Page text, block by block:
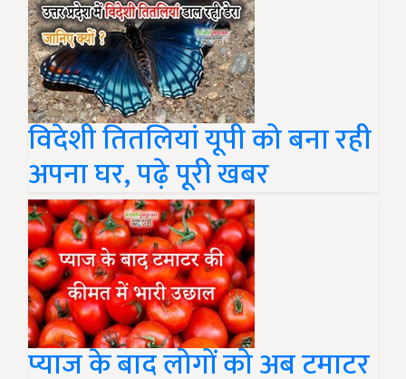
विदेशी तितलियां यूपी को बना रही
अपना घर, पढ़े पूरी खबर
प्याज के बाद लोगों को अब टमाटर